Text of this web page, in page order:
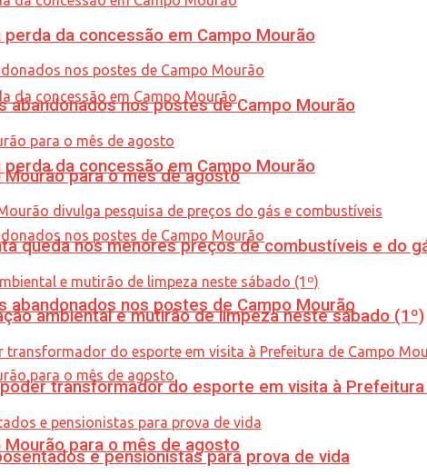
da concessão em Campo Mourão
nos postes de Campo Mourão
para o mês de agosto
da concessão em Campo Mourão
nos postes de Campo Mourão
para o mês de agosto
queda nos menores preços de combustíveis e do
ambiental e mutirão de limpeza neste sábado (1º)
transformador do esporte em visita à
e pensionistas para prova de vida